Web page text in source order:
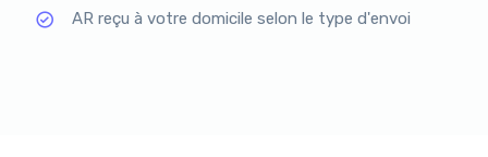
AR reçu à votre domicile selon le type d'envoi